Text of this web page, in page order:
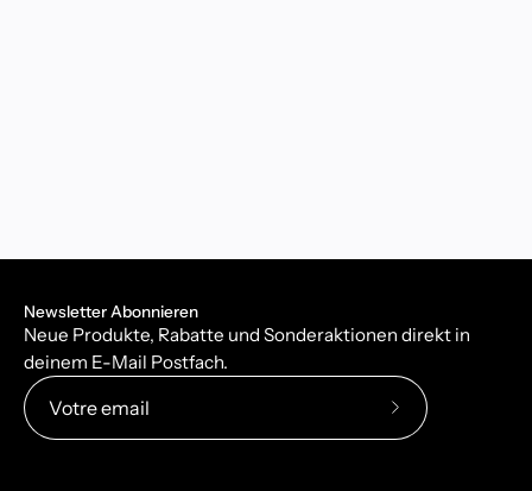
Newsletter Abonnieren
Neue Produkte, Rabatte und Sonderaktionen direkt in
deinem E-Mail Postfach.
Abonnez-